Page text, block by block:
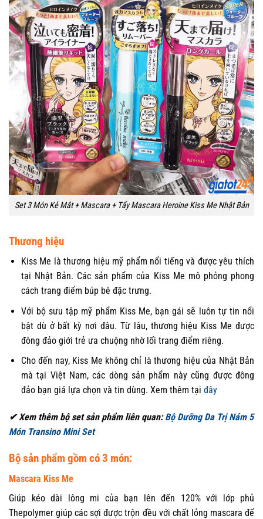
Set 3 Món Kẻ Mắt + Mascara + Tẩy Mascara Heroine Kiss Me Nhật Bản
Thương hiệu
Kiss Me là thương hiệu mỹ phẩm nổi tiếng và được yêu thích
tại Nhật Bản. Các sản phẩm của Kiss Me mô phỏng phong
cách trang điểm búp bê đặc trưng.
Với bộ sưu tập mỹ phẩm Kiss Me, bạn gái sẽ luôn tự tin nổi
bật dù ở bất kỳ nơi đâu. Từ lâu, thương hiệu Kiss Me được
đông đảo giới trẻ ưa chuộng nhờ lối trang điểm riêng.
Cho đến nay, Kiss Me không chỉ là thương hiệu của Nhật Bản
mà tại Việt Nam, các dòng sản phẩm này cũng được đông
đảo bạn giá lựa chọn và tin dùng. Xem thêm tại đây
✔ Xem thêm bộ set sản phẩm liên quan:Bộ Dưỡng Da Trị Nám 5
Món Transino Mini Set
Bộ sản phẩm gồm có 3 món:
Mascara Kiss Me
Giúp kéo dài lông mi của bạn lên đến 120% với lớp phủ
Thepolymer giúp các sợi được trộn đều với chất lỏng mascara để